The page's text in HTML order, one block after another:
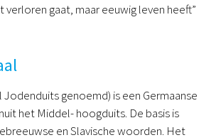
gaat, maar eeuwig leven heeft”
genoemd) is een Germaanse
het Middel- hoogduits. De basis is
en Slavische woorden. Het